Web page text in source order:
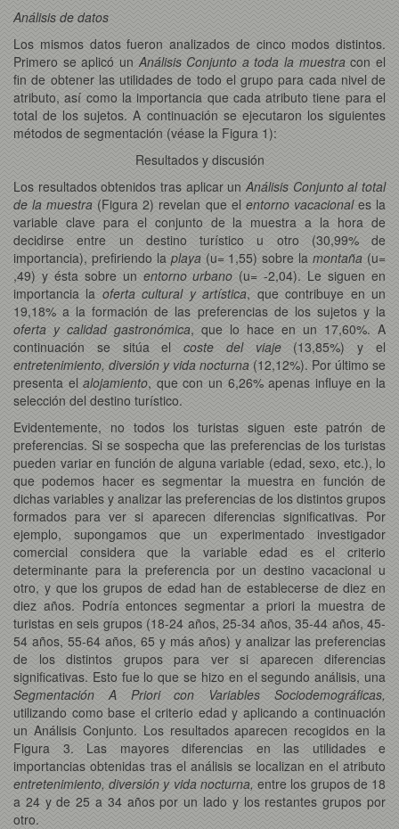
Análisis de datos
Los mismos datos fueron analizados de cinco modos distintos.
Primero se aplicó un Análisis Conjunto a toda la muestracon el
fin de obtener las utilidades de todo el grupo para cada nivel de
atributo, así como la importancia que cada atributo tiene para el
total de los sujetos. A continuación se ejecutaron los siguientes
métodos de segmentación (véase la Figura 1):
Resultados y discusión
Los resultados obtenidos tras aplicar un Análisis Conjunto al total
de la muestra (Figura 2) revelan que el entorno vacacionales la
variable clave para el conjunto de la muestra a la hora de
decidirse entre un destino turístico u otro (30,99% de
importancia), prefiriendo la playa (u= 1,55) sobre lamontaña (u=
,49) y ésta sobre un entorno urbano (u= -2,04). Le siguen en
importancia la oferta cultural y artística, que contribuye en un
19,18% a la formación de las preferencias de los sujetos y la
oferta y calidad gastronómica, que lo hace en un 17,60%. A
continuación se sitúa elcoste del viaje(13,85%) y el
entretenimiento, diversión y vida nocturna (12,12%). Por último se
presenta elalojamiento, que con un 6,26% apenas influye en la
selección del destino turístico.
Evidentemente, no todos los turistas siguen este patrón de
preferencias. Si se sospecha que las preferencias de los turistas
pueden variar en función de alguna variable (edad, sexo, etc.), lo
que podemos hacer es segmentar la muestra en función de
dichas variables y analizar las preferencias de los distintos grupos
formados para ver si aparecen diferencias significativas. Por
ejemplo, supongamos que un experimentado investigador
comercial considera que la variable edad es el criterio
determinante para la preferencia por un destino vacacional u
otro, y que los grupos de edad han de establecerse de diez en
diez años. Podría entonces segmentar a priori la muestra de
turistas en seis grupos (18-24 años, 25-34 años, 35-44 años, 45-
54 años, 55-64 años, 65 y más años) y analizar las preferencias
de los distintos grupos para ver si aparecen diferencias
significativas. Esto fue lo que se hizo en el segundo análisis, una
Segmentación A Priori con Variables Sociodemográficas,
utilizando como base el criterio edad y aplicando a continuación
un Análisis Conjunto. Los resultados aparecen recogidos en la
Figura 3. Las mayores diferencias en las utilidades e
importancias obtenidas tras el análisis se localizan en el atributo
entretenimiento, diversión y vida nocturna, entre los grupos de 18
a 24 y de 25 a 34 años por un lado y los restantes grupos por
otro.